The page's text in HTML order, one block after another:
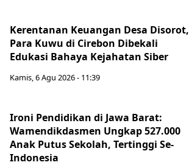
Kerentanan Keuangan Desa Disorot,
Para Kuwu di Cirebon Dibekali
Edukasi Bahaya Kejahatan Siber
Kamis, 6 Agu 2026 - 11:39
Ironi Pendidikan di Jawa Barat:
Wamendikdasmen Ungkap 527.000
Anak Putus Sekolah, Tertinggi Se-
Indonesia